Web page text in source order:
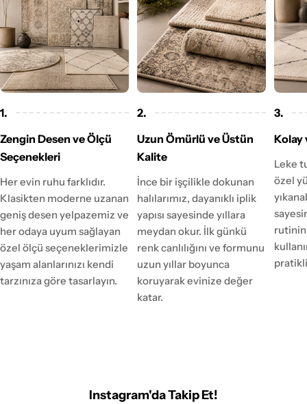
1.
Zengin Desen ve Ölçü
Seçenekleri
Her evin ruhu farklıdır.
Klasikten moderne uzanan
geniş desen yelpazemiz ve
her odaya uyum sağlayan
özel ölçü seçeneklerimizle
yaşam alanlarınızı kendi
tarzınıza göre tasarlayın.
2.
Uzun Ömürlü ve Üstün
Kalite
İnce bir işçilikle dokunan
halılarımız, dayanıklı iplik
yapısı sayesinde yıllara
meydan okur. İlk günkü
renk canlılığını ve formunu
uzun yıllar boyunca
koruyarak evinize değer
katar.
3.
Kolay
Leke
özel
Instagram'da Takip Et!